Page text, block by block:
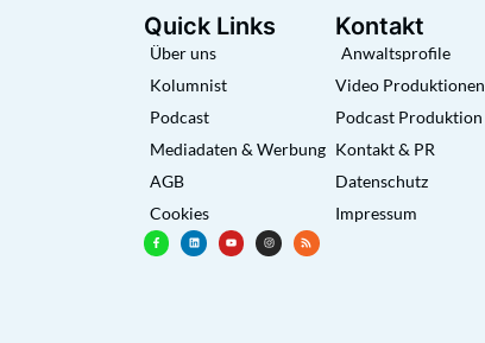
Quick Links
Über uns
Kolumnist
Podcast
Mediadaten & Werbung
AGB
Cookies
Kontakt
Anwaltsprofile
Video Produktionen
Podcast Produktion
Kontakt & PR
Datenschutz
Impressum